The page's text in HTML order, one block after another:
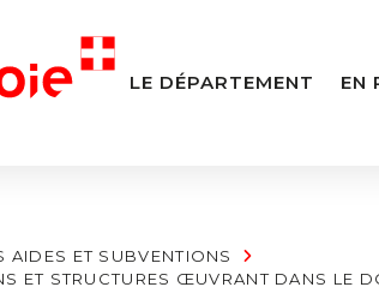
LE DÉPARTEMENT EN
AIDES ET SUBVENTIONS
ET STRUCTURES ŒUVRANT DANS LE